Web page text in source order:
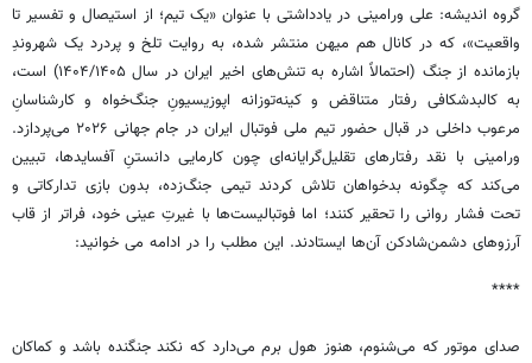
گروه اندیشه: علی ورامینی در یادداشتی با عنوان «یک تیم؛ از استیصال و تفسیر تا
واقعیت»، که در کانال هم میهن منتشر شده، به روایت تلخ و پردرد یک شهروندِ
بازمانده از جنگ (احتمالاً اشاره به تنش‌های اخیر ایران در سال ۱۴۰۴/۱۴۰۵) است،
به کالبدشکافی رفتار متناقض و کینه‌توزانه اپوزیسیونِ جنگ‌خواه و کارشناسانِ
مرعوب داخلی در قبال حضور تیم ملی فوتبال ایران در جام جهانی ۲۰۲۶ می‌پردازد.
ورامینی با نقد رفتارهای تقلیل‌گرایانه‌ای چون کارمایی دانستنِ آفسایدها، تبیین
می‌کند که چگونه بدخواهان تلاش کردند تیمی جنگ‌زده، بدون بازی تدارکاتی و
تحت فشار روانی را تحقیر کنند؛ اما فوتبالیست‌ها با غیرتِ عینی خود، فراتر از قاب
آرزوهای دشمن‌شادکن آن‌ها ایستادند. این مطلب را در ادامه می خوانید:
****
صدای موتور که می‌شنوم، هنوز هول برم می‌دارد که نکند جنگنده باشد و کماکان